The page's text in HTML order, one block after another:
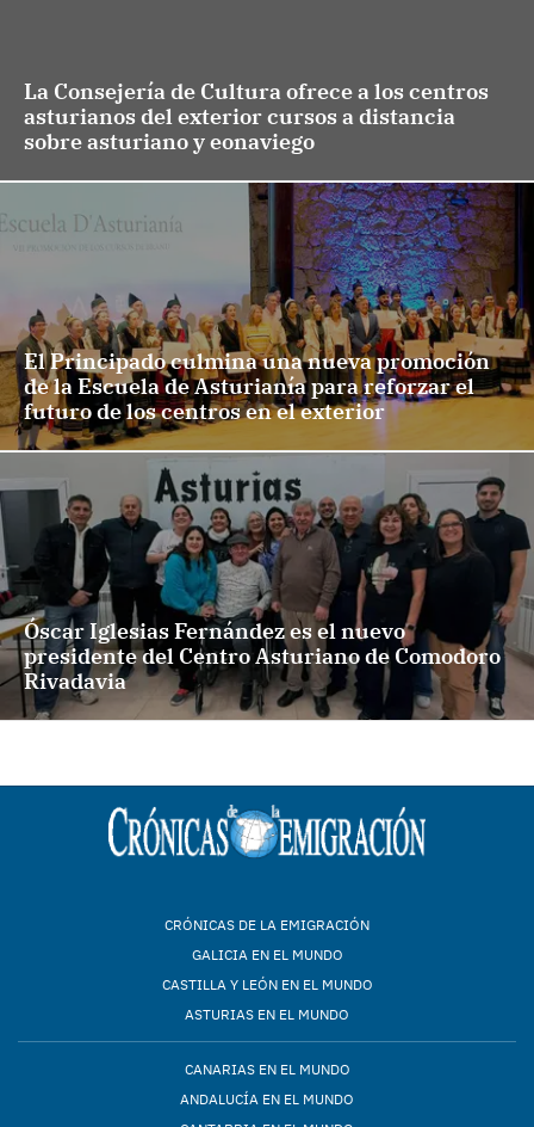
La Consejería de Cultura ofrece a los centros
asturianos del exterior cursos a distancia
sobre asturiano y eonaviego
El Principado culmina una nueva promoción
de la Escuela de Asturianía para reforzar el
futuro de los centros en el exterior
Óscar Iglesias Fernández es el nuevo
presidente del Centro Asturiano de Comodoro
Rivadavia
CRÓNICAS DE LA EMIGRACIÓN
GALICIA EN EL MUNDO
CASTILLA Y LEÓN EN EL MUNDO
ASTURIAS EN EL MUNDO
CANARIAS EN EL MUNDO
ANDALUCÍA EN EL MUNDO